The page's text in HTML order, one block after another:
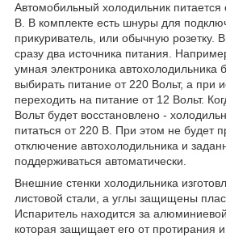
Автомобильный холодильник
В. В комплекте есть шнуры для
прикуриватель, или обычную розетку.
сразу два источника питания.
умная электроника автохолодильника
выбирать питание от 220 Вольт, а при
переходить на питание от 12 Вольт.
Вольт будет восстановлено -
питаться от 220 В. При этом не будет
отключение автохолодильника и
поддерживаться автоматически.
Внешние стенки холодильника
листовой стали, а углы защищены
Испаритель находится за
которая защищает его от протирания